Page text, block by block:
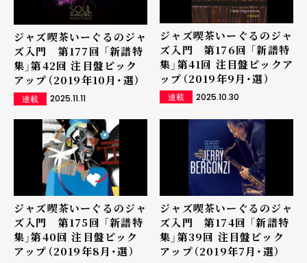
ジャズ喫茶いーぐるのジャ
ズ入門 第177回 「新譜特
集」第42回 注目盤ピック
アップ（2019年10月・選）
連載 2025.11.11
ジャズ喫茶いーぐるのジャ
ズ入門 第176回 「新譜特
集」第41回 注目盤ピックア
ップ（2019年9月・選）
連載 2025.10.30
ジャズ喫茶いーぐるのジャ
ズ入門 第175回 「新譜特
集」第40回 注目盤ピック
アップ（2019年8月・選）
ジャズ喫茶いーぐるのジャ
ズ入門 第174回 「新譜特
集」第39回 注目盤ピック
アップ（2019年7月・選）